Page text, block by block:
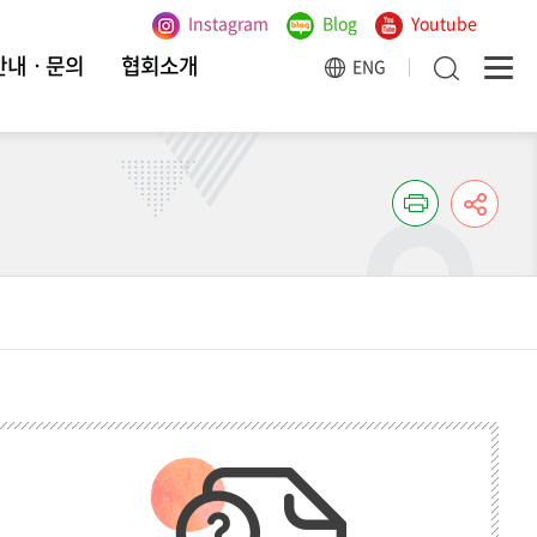
내ㆍ문의 협회소개
Instagram Blog
Youtube
ENG